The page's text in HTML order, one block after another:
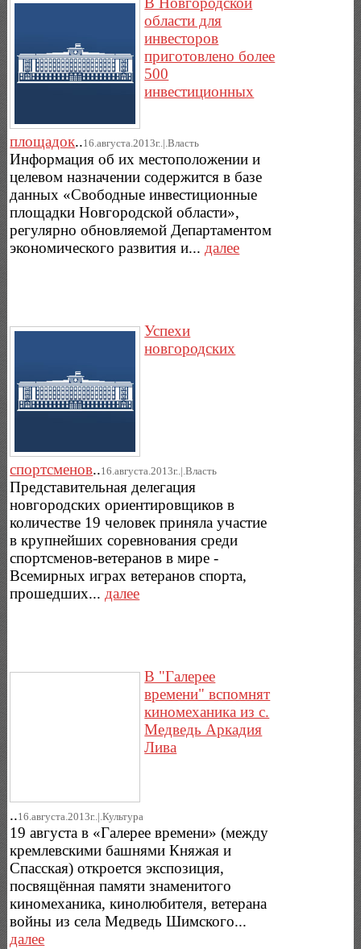
области для
инвесторов
приготовлено более
500
инвестиционных
площадок..16.августа.2013г..|.Власть
Информация об их местоположении и
целевом назначении содержится в базе
данных «Свободные инвестиционные
площадки Новгородской области»,
регулярно обновляемой Департаментом
экономического развития и... далее
Успехи
новгородских
спортсменов..16.августа.2013г..|.Власть
Представительная делегация
новгородских ориентировщиков в
количестве 19 человек приняла участие
в крупнейших соревнования среди
спортсменов-ветеранов в мире -
Всемирных играх ветеранов спорта,
прошедших... далее
В "Галерее
времени" вспомнят
киномеханика из с.
Медведь Аркадия
Лива
..16.августа.2013г..|.Культура
19 августа в «Галерее времени» (между
кремлевскими башнями Княжая и
Спасская) откроется экспозиция,
посвящённая памяти знаменитого
киномеханика, кинолюбителя, ветерана
войны из села Медведь Шимского...
далее